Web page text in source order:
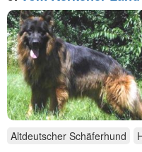
Altdeutscher Schäferhund